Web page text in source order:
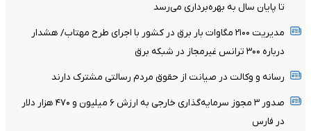
تا پایان سال به بهره‌برداری می‌رسد
مدیریت ۲۱۰۰ مگاوات بار برق در کشور با اجرای طرح مهتاب/ هشدار
درباره ۳۰۰ ترانس غیرمجاز در شبکه برق
رسانه و وکالت در صیانت از حقوق مردم رسالتی مشترک دارند
صدور ۳ مجوز سرمایه‌گذاری خارجی به ارزش ۶ میلیون و ۴۷۰ هزار دلار
در فارس